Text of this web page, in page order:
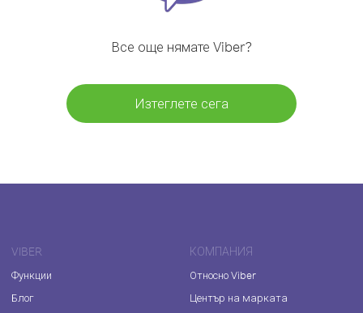
Все още нямате Viber?
Изтеглете сега
VIBER
Функции
Блог
КОМПАНИЯ
Относно Viber
Център на марката